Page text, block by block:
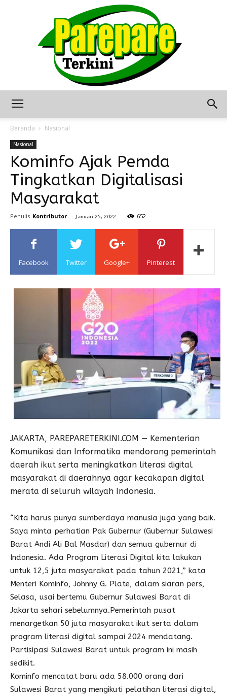
Terkini
Sulawesi
Beranda Nasional
Nasional
Kominfo Ajak Pemda
Tingkatkan Digitalisasi
Masyarakat
Penulis Kontributor - Januari 25, 2022 652
Facebook Twitter Google+ Pinterest
JAKARTA, PAREPARETERKINI.COM — Kementerian
Komunikasi dan Informatika mendorong pemerintah
daerah ikut serta meningkatkan literasi digital
masyarakat di daerahnya agar kecakapan digital
merata di seluruh wilayah Indonesia.
“Kita harus punya sumberdaya manusia juga yang baik.
Saya minta perhatian Pak Gubernur (Gubernur Sulawesi
Barat Andi Ali Bal Masdar) dan semua gubernur di
Indonesia. Ada Program Literasi Digital kita lakukan
untuk 12,5 juta masyarakat pada tahun 2021,” kata
Menteri Kominfo, Johnny G. Plate, dalam siaran pers,
Selasa, usai bertemu Gubernur Sulawesi Barat di
Jakarta sehari sebelumnya.Pemerintah pusat
menargetkan 50 juta masyarakat ikut serta dalam
program literasi digital sampai 2024 mendatang.
Partisipasi Sulawesi Barat untuk program ini masih
sedikit.
Kominfo mencatat baru ada 58.000 orang dari
Sulawesi Barat yang mengikuti pelatihan literasi digital,